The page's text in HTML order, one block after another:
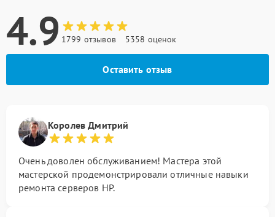
4.9 1799 отзывов 5358 оценок
Оставить отзыв
Королев Дмитрий
Очень доволен обслуживанием! Мастера этой
мастерской продемонстрировали отличные навыки
ремонта серверов HP.